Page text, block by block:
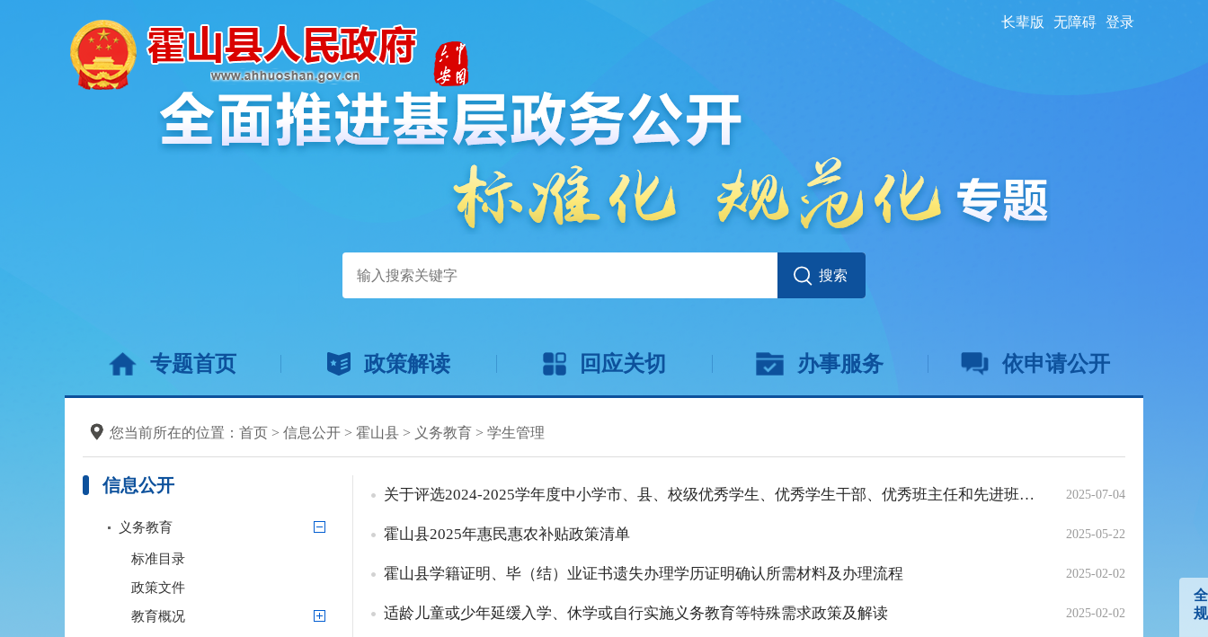
长辈版 无障碍 登录
专题首页 政策解读 回应关切 办事服务 依申请公开
您当前所在的位置： 首页 > 信息公开 > 霍山县 > 义务教育 > 学生管理
信息公开
义务教育
标准目录
政策文件
教育概况
2025-07-04
关于评选2024-2025学年度中小学市、县、校级优秀学生、优秀学生干部、优秀班主任和先进班集体的通知
2025-05-22
霍山县2025年惠民惠农补贴政策清单
2025-02-02
霍山县学籍证明、毕（结）业证书遗失办理学历证明确认所需材料及办理流程
2025-02-02
适龄儿童或少年延缓入学、休学或自行实施义务教育等特殊需求政策及解读